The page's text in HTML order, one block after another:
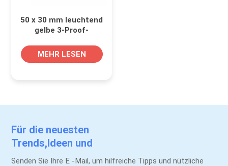
50 x 30 mm leuchtend
gelbe 3-Proof-
MEHR LESEN
Für die neuesten
Trends,Ideen und
Werbeaktionen.
Senden Sie Ihre E -Mail, um hilfreiche Tipps und nützliche